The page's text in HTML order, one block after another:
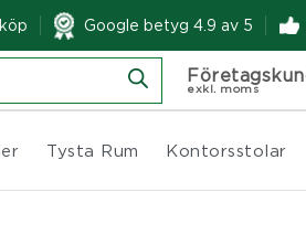
Google betyg 4.9 av 5
exkl. moms
Tysta Rum Kontorsstolar